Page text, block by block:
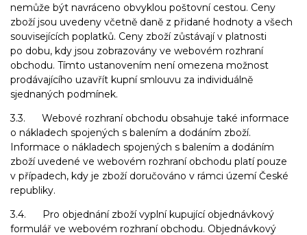
nemůže být navráceno obvyklou poštovní cestou. Ceny
zboží jsou uvedeny včetně daně z přidané hodnoty a všech
souvisejících poplatků. Ceny zboží zůstávají v platnosti
po dobu, kdy jsou zobrazovány ve webovém rozhraní
obchodu. Tímto ustanovením není omezena možnost
prodávajícího uzavřít kupní smlouvu za individuálně
sjednaných podmínek.
3.3. Webové rozhraní obchodu obsahuje také informace
o nákladech spojených s balením a dodáním zboží.
Informace o nákladech spojených s balením a dodáním
zboží uvedené ve webovém rozhraní obchodu platí pouze
v případech, kdy je zboží doručováno v rámci území České
republiky.
3.4. Pro objednání zboží vyplní kupující objednávkový
formulář ve webovém rozhraní obchodu. Objednávkový